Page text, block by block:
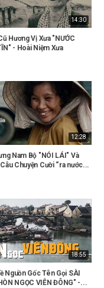
14:30
Hương Vị Xưa "NƯỚC
- Hoài Niệm Xưa
12:28
Nam Bộ "NÓI LÁI" Và
Chuyện Cười “ra nước...
18:55
Nguồn Gốc Tên Gọi SÀI
NGỌC VIỄN ĐÔNG" -...